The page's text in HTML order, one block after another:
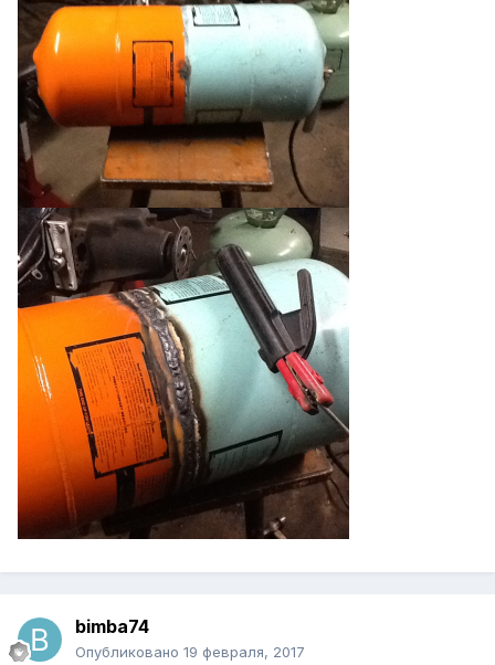
bimba74
Опубликовано 19 февраля, 2017